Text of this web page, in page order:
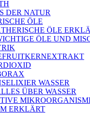
DER NATUR
ÖLE
ÖLE
ÖLE UND
WASSER
ÜBER WASSER
ERKLÄRT